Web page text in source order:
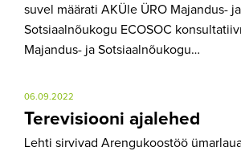
suvel määrati AKÜle ÜRO Majandus- ja
Sotsiaalnõukogu ECOSOC
Majandus- ja Sotsiaalnõukogu…
06.09.2022
Terevisiooni ajalehed
Lehti sirvivad Arengukoostöö